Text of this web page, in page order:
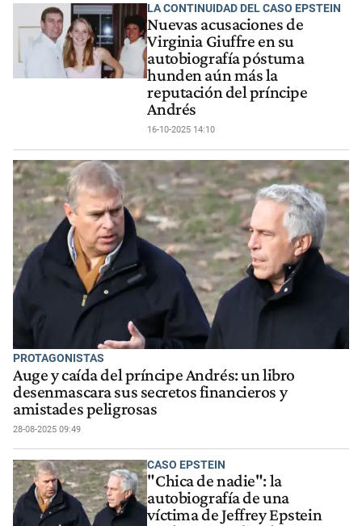
LA CONTINUIDAD DEL CASO EPSTEIN
Nuevas acusaciones de
Virginia Giuffre en su
autobiografía póstuma
hunden aún más la
reputación del príncipe
Andrés
16-10-2025 14:10
PROTAGONISTAS
Auge y caída del príncipe Andrés: un libro
desenmascara sus secretos financieros y
amistades peligrosas
28-08-2025 09:49
CASO EPSTEIN
"Chica de nadie": la
autobiografía de una
víctima de Jeffrey Epstein